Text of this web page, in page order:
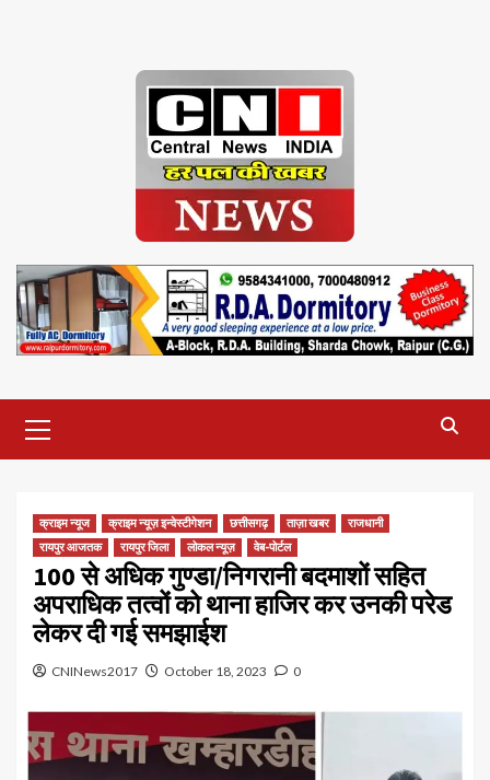
Menu
क्राइम न्यूज क्राइम न्यूज़ इन्वेस्टीगेशन छत्तीसगढ़ ताज़ा खबर
राजधानी
रायपुर आजतक
रायपुर जिला लोकल न्यूज़ वेब-पोर्टल
100 से अधिक गुण्डा/निगरानी बदमाशों सहित
अपराधिक तत्वों को थाना हाजिर कर उनकी परेड
लेकर दी गई समझाईश
CNINews2017 October 18, 2023 0